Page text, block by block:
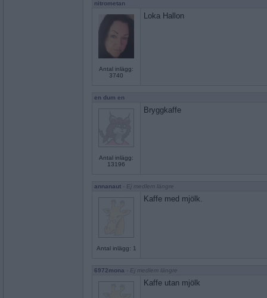
nitrometan
Antal inlägg:
3740
Loka Hallon
en dum en
Antal inlägg:
13196
Bryggkaffe
annanaut - Ej medlem längre
Antal inlägg: 1
Kaffe med mjölk.
6972mona - Ej medlem längre
Kaffe utan mjölk